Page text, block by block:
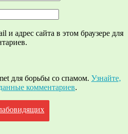
и адрес сайта в этом браузере для
для борьбы со спамом. Узнайте,
комментариев.